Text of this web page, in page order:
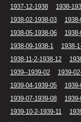
1937-12-1938
1938-
1938-02-1938-03
1938-05-1938-06
1938-09-1938-1
1938-
1938-11-2-1938-12
1939--1939-02
1939-
1939-04-1939-05
1939-07-1939-08
1939-10-2-1939-11